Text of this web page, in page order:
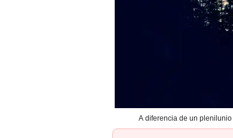
A diferencia de un